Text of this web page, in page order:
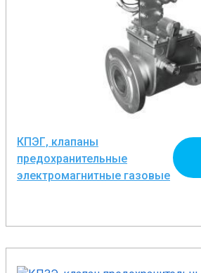
КПЭГ, клапаны
предохранительные
электромагнитные газовые